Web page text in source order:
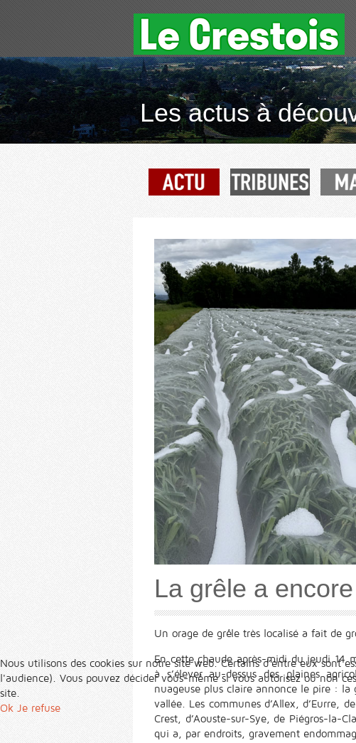
Les actus à
La grêle a
Un orage de grêle très localisé a fait de
En cette chaude après-midi du jeudi 14
à s’élever au-dessus des plaines
nuageuse plus claire annonce le pire : la
vallée. Les communes d’Allex, d’Eurre,
Crest, d’Aouste-sur-Sye, de Piégros-la-
qui a, par endroits, gravement
Nous utilisons des cookies sur notre site web. Certains d’entre eux sont
l'audience). Vous pouvez décider vous-même si vous autorisez ou non
site.
Ok Je refuse